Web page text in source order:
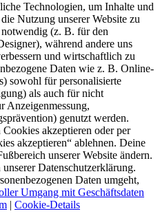
Technologien, um Inhalte und
Nutzung unserer Website zu
(z. B. für den
während andere uns
und wirtschaftlich zu
Daten wie z. B. Online-
sowohl für personalisierte
als auch für nicht
Anzeigenmessung,
genutzt werden.
akzeptieren oder per
akzeptieren“ ablehnen. Deine
unserer Website ändern.
Datenschutzerklärung.
Daten umgeht,
Umgang mit Geschäftsdaten
| Cookie-Details